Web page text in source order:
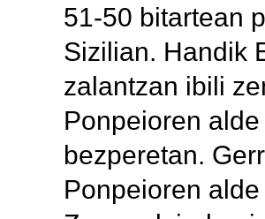
51-50 bitartean
Sizilian. Handik
zalantzan ibili
Ponpeioren
bezperetan.
Ponpeioren